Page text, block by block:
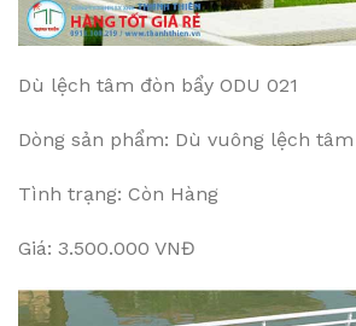
Dù lệch tâm đòn bẩy ODU 021
Dòng sản phẩm: Dù vuông lệch tâm
Tình trạng: Còn Hàng
Giá: 3.500.000 VNĐ